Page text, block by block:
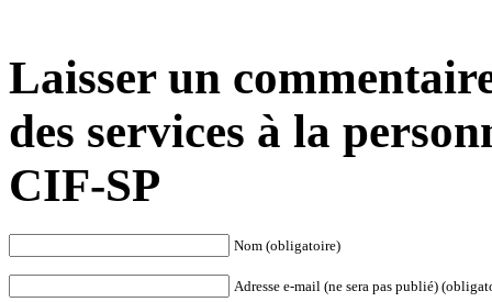
Laisser un
des services à la
CIF-SP
Nom (obligatoire)
Adresse e-mail (ne sera pas publié)